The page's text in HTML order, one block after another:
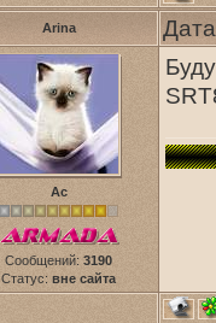
Arina
Ас
Сообщений: 3190
Статус: вне сайта